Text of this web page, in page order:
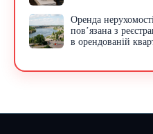
Оренда
пов’язана з
в орендованій